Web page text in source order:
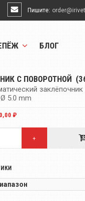
Пишите:
БЛОГ
С ПОВОРОТНОЙ
5.0 mm
₽
+